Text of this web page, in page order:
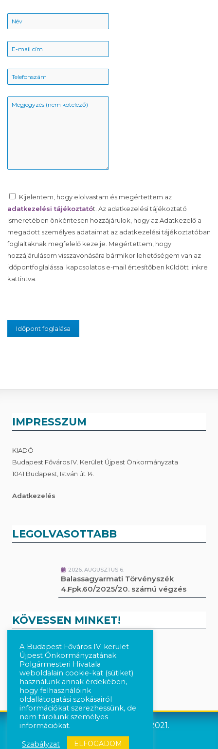
Kijelentem, hogy elolvastam és megértettem az
adatkezelési tájékoztatót. Az adatkezelési tájékoztató
ismeretében önkéntesen hozzájárulok, hogy az Adatkezelő a
megadott személyes adataimat az adatkezelési tájékoztatóban
foglaltaknak megfelelő kezelje. Megértettem, hogy
hozzájárulásom visszavonására bármikor lehetőségem van az
időpontfoglalással kapcsolatos e-mail értesítőben küldött linkre
kattintva.
IMPRESSZUM
KIADÓ
Budapest Főváros IV. Kerület Újpest Önkormányzata
1041 Budapest, István út 14.
Adatkezelés
LEGOLVASOTTABB
2026. AUGUSZTUS 6.
Balassagyarmati Törvényszék
4.Fpk.60/2025/20. számú végzés
KÖVESSEN MINKET!
Kövesse a híreket Facebook-on
Követés Instagram-on
Újpest Önkormányzata © 2021.
A Budapest Főváros IV. kerület
Újpest Önkormányzatának
Polgármesteri Hivatala
weboldalain cookie-kat (sütiket)
használunk annak érdekében,
hogy felhasználóink
oldallátogatási szokásairól
információkat szerezhessünk, de
nem tárolunk személyes
információkat.
Szabályzat ELFOGADOM